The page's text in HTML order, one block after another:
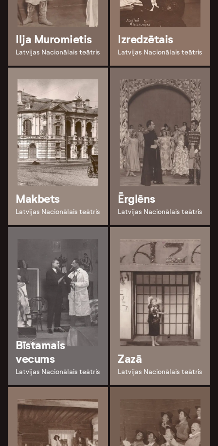
Ilja Muromietis
Latvijas Nacionālais teātris
Izredzētais
Latvijas Nacionālais teātris
Makbets
Latvijas Nacionālais teātris
Ērglēns
Latvijas Nacionālais teātris
Bīstamais
vecums
Latvijas Nacionālais teātris
Zazā
Latvijas Nacionālais teātris